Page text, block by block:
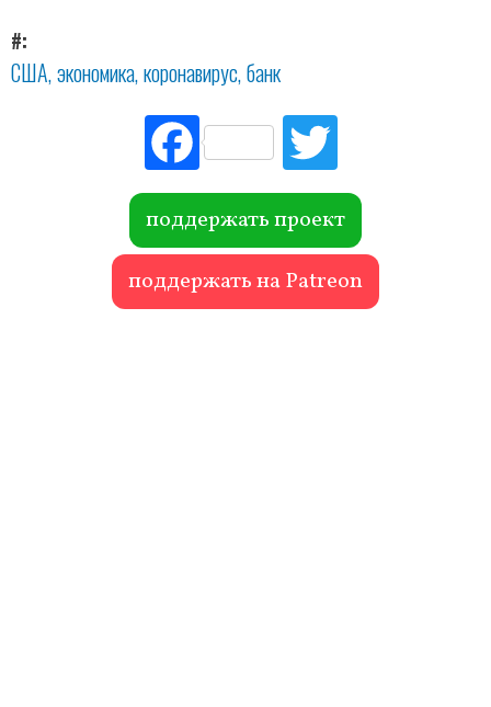
#
США экономика коронавирус банк
Fac
ebo
ok r
поддержать проект
поддержать на Patreon